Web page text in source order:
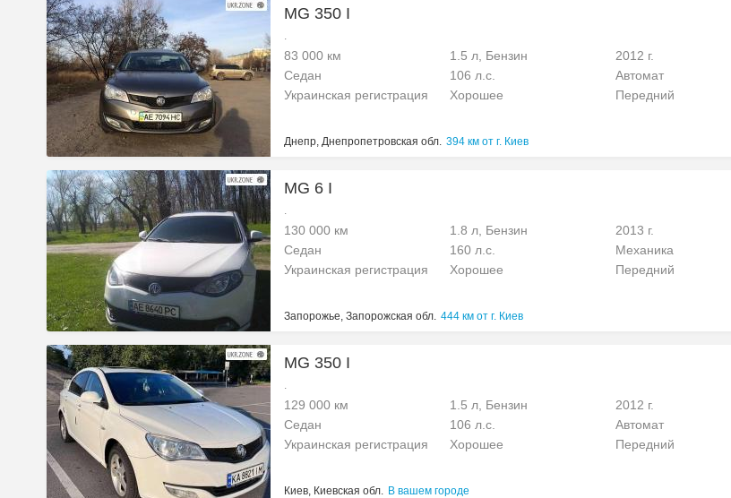
MG 350 I
.
83 000 км 1.5 л, Бензин
2012 г.
Седан
106 л.с.
Автомат
Украинская регистрация
Хорошее Передний
Днепр, Днепропетровская обл. 394 км от г. Киев
MG 6 I
.
130 000 км 1.8 л, Бензин
2013 г.
Седан
160 л.с.
Механика
Украинская регистрация
Хорошее Передний
Запорожье, Запорожская обл. 444 км от г. Киев
MG 350 I
.
129 000 км 1.5 л, Бензин
2012 г.
Седан
106 л.с.
Автомат
Украинская регистрация
Хорошее Передний
Киев, Киевская обл. В вашем городе